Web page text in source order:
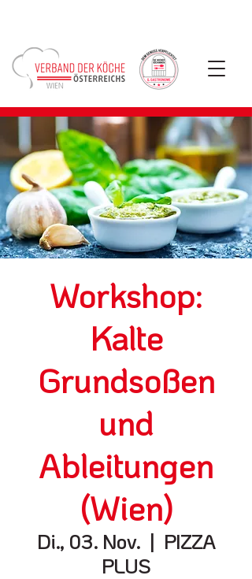
Workshop:
Kalte
Grundsoßen
und
Ableitungen
(Wien)
Di., 03. Nov.
  |
PIZZA
PLUS